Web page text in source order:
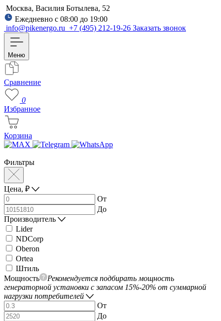
Москва, Василия Ботылева, 52
Ежедневно с 08:00 до 19:00
info@pikenergo.ru +7 (495) 212-19-26 Заказать звонок
Меню
Сравнение
0
Избранное
Корзина
Фильтры
Цена, ₽
От
До
Производитель
Lider
NDCorp
Oberon
Ortea
Штиль
Мощность
Рекомендуется подбирать мощность
генераторной установки с запасом 15%-20% от суммарной
нагрузки потребителей
От
До